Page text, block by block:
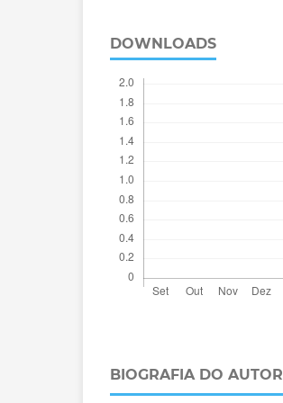
DOWNLOADS
BIOGRAFIA DO AUTOR